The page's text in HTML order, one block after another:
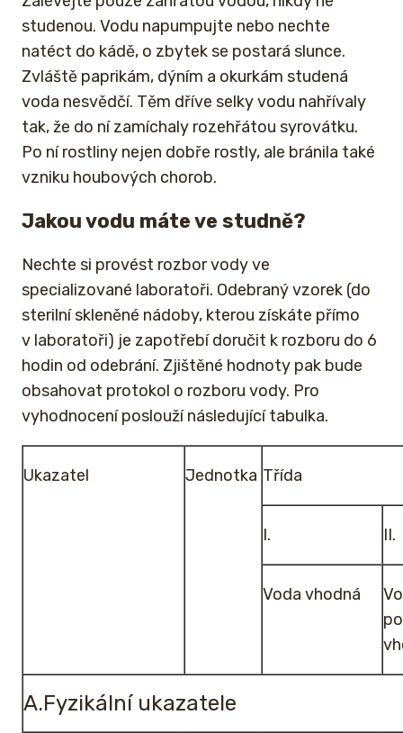
studenou. Vodu napumpujte nebo nechte
natéct do kádě, o zbytek se postará slunce.
Zvláště paprikám, dýním a okurkám studená
voda nesvědčí. Těm dříve selky vodu nahřívaly
tak, že do ní zamíchaly rozehřátou syrovátku.
Po ní rostliny nejen dobře rostly, ale bránila také
vzniku houbových chorob.
Jakou vodu máte ve studně?
Nechte si provést rozbor vody ve
specializované laboratoři. Odebraný vzorek (do
sterilní skleněné nádoby, kterou získáte přímo
v laboratoři) je zapotřebí doručit k rozboru do 6
hodin od odebrání. Zjištěné hodnoty pak bude
obsahovat protokol o rozboru vody. Pro
vyhodnocení poslouží následující tabulka.
Ukazatel Jednotka Třída
I. II.
Voda vhodná
A.Fyzikální ukazatele